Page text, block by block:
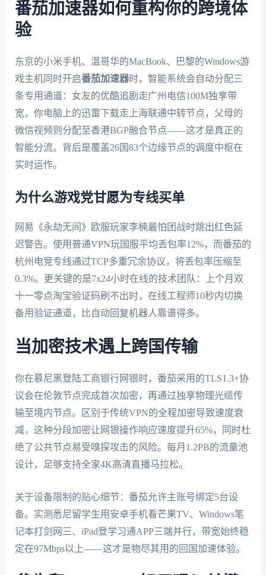
番茄加速器如何重构你的跨境体
验
东京的小米手机、温哥华的MacBook、巴黎的Windows游
戏主机同时开启番茄加速器时，智能系统会自动分配三
条专用通道：女友的优酷追剧走广州电信100M独享带
宽，你电脑上的迅雷下载走上海联通中转节点，父母的
微信视频则分配至香港BGP融合节点——这才是真正的
智能分流。背后是覆盖26国83个边缘节点的调度中枢在
实时运作。
为什么游戏党甘愿为专线买单
网易《永劫无间》欧服玩家李楠最怕团战时跳出红色延
迟警告。使用普通VPN玩国服平均丢包率12%，而番茄的
杭州电竞专线通过TCP多重冗余协议，将丢包率压缩至
0.3%。更关键的是7x24小时在线的技术团队：上个月双
十一零点淘宝验证码刷不出时，在线工程师10秒内切换
备用验证通道，比自动回复机器人靠谱得多。
当加密技术遇上跨国传输
你在慕尼黑登陆工商银行网银时，番茄采用的TLS1.3+协
议会在伦敦节点完成首次加密，再通过独享物理光缆传
输至境内节点。区别于传统VPN的全程加密导致速度衰
减，这种分段加密让网银操作响应速度提升65%，同时杜
绝了公共节点易受嗅探攻击的风险。每月1.2PB的流量池
设计，足够支持全家4K高清直播马拉松。
关于设备限制的贴心细节：番茄允许主账号绑定5台设
备。实测悉尼留学生用安卓手机看芒果TV、Windows笔
记本打剑网三、iPad登学习通APP三端并行，带宽始终稳
定在97Mbps以上——这才是物尽其用的回国加速体验。